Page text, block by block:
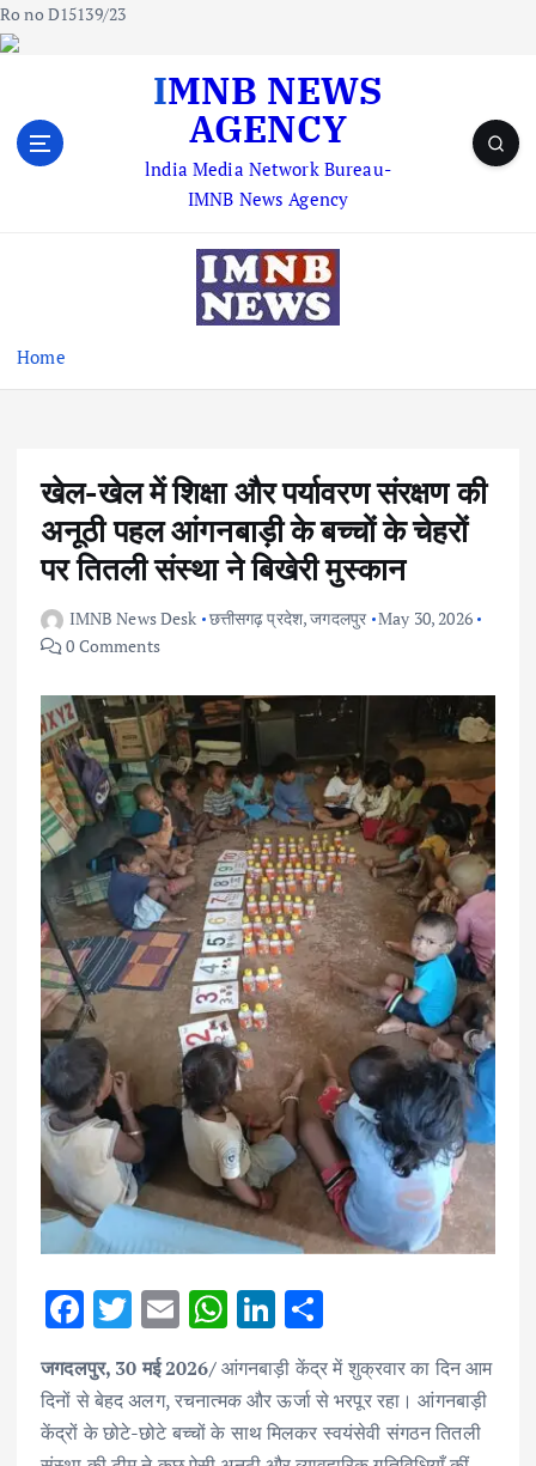
Ro no D15139/23
IMNB NEWS
AGENCY
lndia Media Network Bureau-
IMNB News Agency
Home
खेल-खेल में शिक्षा और पर्यावरण संरक्षण की
अनूठी पहल आंगनबाड़ी के बच्चों के चेहरों
पर तितली संस्था ने बिखेरी मुस्कान
IMNB News Desk छत्तीसगढ़ प्रदेश,जगदलपुर May 30, 2026
0 Comments
F
e
b
T
w
it
te
E
ai
l
W
h
at
s
Li
n
k
e
h
ar
e
जगदलपुर, 30 मई 2026/आंगनबाड़ी केंद्र में शुक्रवार का दिन आम
दिनों से बेहद अलग, रचनात्मक और ऊर्जा से भरपूर रहा। आंगनबाड़ी
केंद्रों के छोटे-छोटे बच्चों के साथ मिलकर स्वयंसेवी संगठन तितली